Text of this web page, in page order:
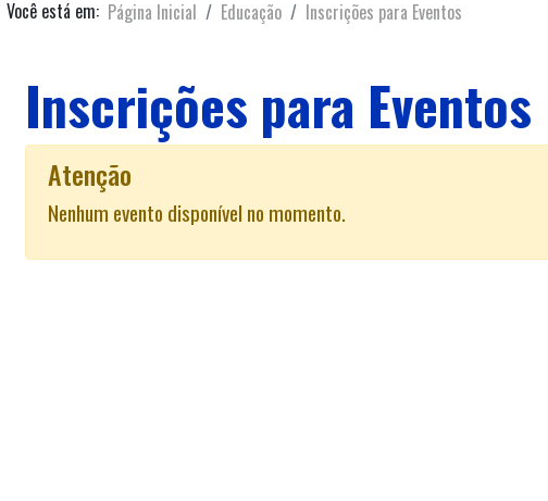
Você está em: Página Inicial Educação Inscrições para Eventos
Inscrições para Eventos
Atenção
Nenhum evento disponível no momento.